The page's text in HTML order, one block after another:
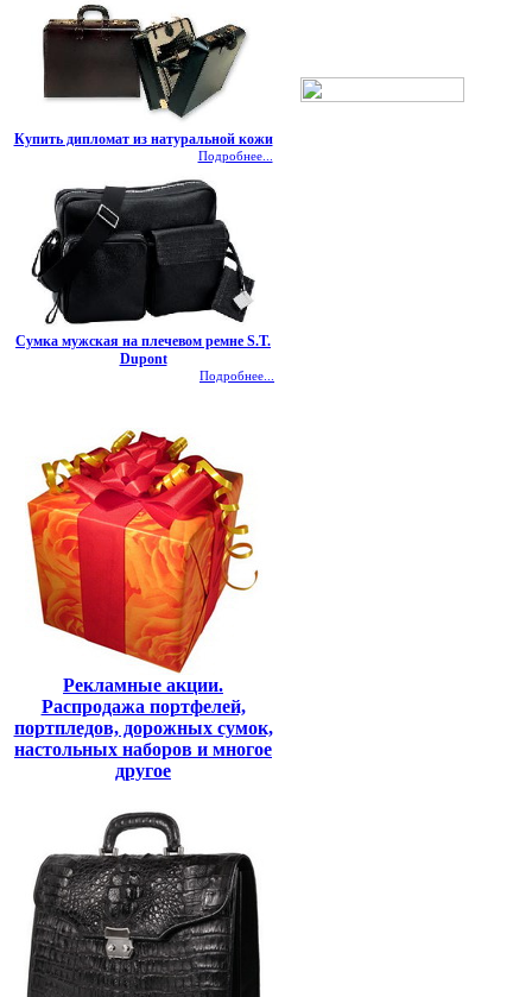
Купить дипломат из натуральной кожи
Подробнее...
Сумка мужская на плечевом ремне S.T.
Dupont
Подробнее...
Рекламные акции.
Распродажа портфелей,
портпледов, дорожных сумок,
настольных наборов и многое
другое